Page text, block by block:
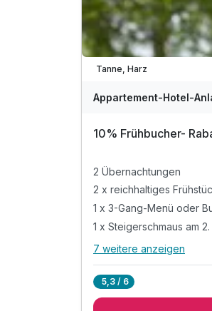
A
WAR
202Tanne, Harz
Appartement-Hotel-
10% Frühbucher-
2 Übernachtungen
2 x reichhaltiges
1 x 3-Gang-Menü oder
1 x Steigerschmaus am
Alle Inklusivleistungen
7 weitere anzeigen
5,3 / 6